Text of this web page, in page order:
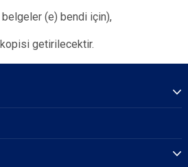
(e) bendi için),
getirilecektir.